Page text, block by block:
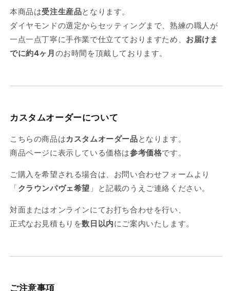
本商品は受注生産品となります。
ダイヤモンドの選定からセッティングまで、熟練の職人が
一点一点丁寧に手作業で仕立てておりますため、 お届けま
でに約4ヶ月のお時間を頂戴しております。
カスタムオーダーについて
こちらの商品はカスタムオーダー品となります。
商品ページに表示している価格は参考価格です。
ご購入を希望される場合は、お問い合わせフォームより
「クラウンパヴェ希望 」と記載のうえご連絡ください。
対面またはオンラインにてお打ち合わせを行い、
正式なお見積もりを数日以内にご案内いたします。
ご注意事項